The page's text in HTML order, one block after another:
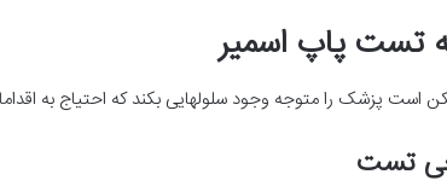
تست پاپ اسمیر
است پزشک را متوجه وجود سلولهایی بکند که احتیاج به